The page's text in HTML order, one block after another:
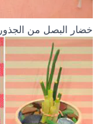
خضار البصل من الجذور